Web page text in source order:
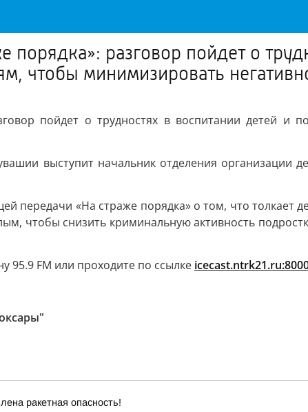
разговор пойдет о
чтобы минимизировать
пойдет о трудностях в воспитании детей и
выступит начальник отделения организации
передачи «На страже порядка» о том, что толкает
чтобы снизить криминальную активность
95.9 FM или проходите по ссылке
ракетная опасность!